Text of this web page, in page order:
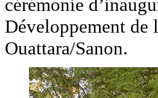
cérémonie
Développement de
Ouattara/Sanon.